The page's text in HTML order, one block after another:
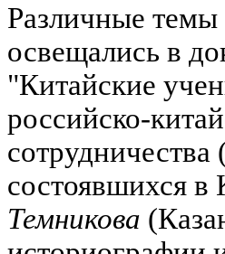
Различные темы
освещались в
"Китайские
российско-
состоявшихся в
Темникова